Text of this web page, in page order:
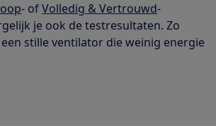
- ofVolledig & Vertrouwd-
je ook de testresultaten. Zo
stille ventilator die weinig energie